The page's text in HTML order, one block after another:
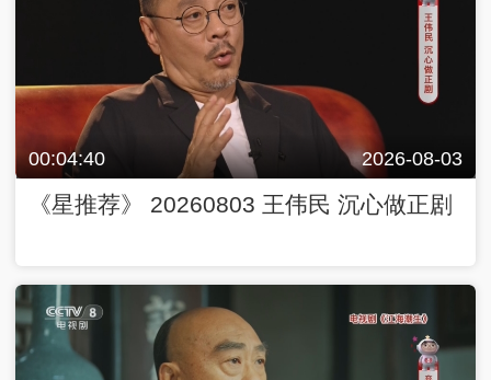
00:04:40 2026-08-03
《星推荐》 20260803 王伟民 沉心做正剧